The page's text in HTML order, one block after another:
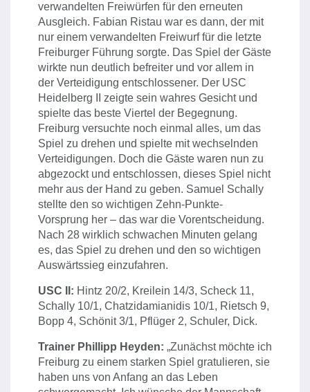
verwandelten Freiwürfen für den erneuten
Ausgleich. Fabian Ristau war es dann, der mit
nur einem verwandelten Freiwurf für die letzte
Freiburger Führung sorgte. Das Spiel der Gäste
wirkte nun deutlich befreiter und vor allem in
der Verteidigung entschlossener. Der USC
Heidelberg II zeigte sein wahres Gesicht und
spielte das beste Viertel der Begegnung.
Freiburg versuchte noch einmal alles, um das
Spiel zu drehen und spielte mit wechselnden
Verteidigungen. Doch die Gäste waren nun zu
abgezockt und entschlossen, dieses Spiel nicht
mehr aus der Hand zu geben. Samuel Schally
stellte den so wichtigen Zehn-Punkte-
Vorsprung her – das war die Vorentscheidung.
Nach 28 wirklich schwachen Minuten gelang
es, das Spiel zu drehen und den so wichtigen
Auswärtssieg einzufahren.
USC II: Hintz 20/2, Kreilein 14/3, Scheck 11,
Schally 10/1, Chatzidamianidis 10/1, Rietsch 9,
Bopp 4, Schönit 3/1, Pflüger 2, Schuler, Dick.
Trainer Phillipp Heyden: „Zunächst möchte ich
Freiburg zu einem starken Spiel gratulieren, sie
haben uns von Anfang an das Leben